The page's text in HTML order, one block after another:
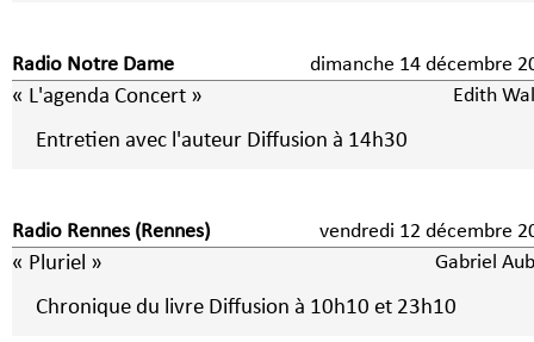
Radio Notre Dame dimanche 14 décembre
« L'agenda Concert » Edith
Entretien avec l'auteur Diffusion à 14h30
Radio Rennes (Rennes) vendredi 12 décembre
« Pluriel » Gabriel
Chronique du livre Diffusion à 10h10 et 23h10